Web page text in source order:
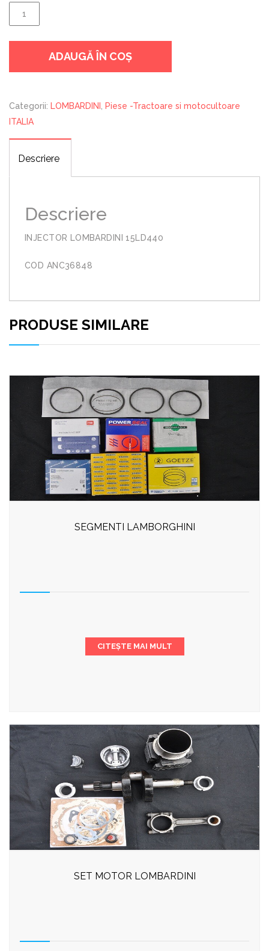
INJECTOR
LOMBARDINI
ADAUGĂ ÎN COȘ
Categorii: LOMBARDINI
Piese -Tractoare si motocultoare
ITALIA
Descriere
Descriere
INJECTOR LOMBARDINI 15LD440
COD ANC36848
PRODUSE SIMILARE
SEGMENTI LAMBORGHINI
CITEȘTE MAI MULT
SET MOTOR LOMBARDINI